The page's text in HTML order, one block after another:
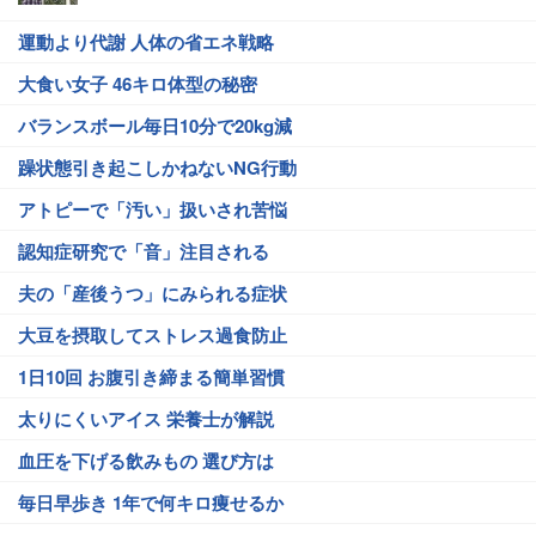
運動より代謝 人体の省エネ戦略
大食い女子 46キロ体型の秘密
バランスボール毎日10分で20kg減
躁状態引き起こしかねないNG行動
アトピーで「汚い」扱いされ苦悩
認知症研究で「音」注目される
夫の「産後うつ」にみられる症状
大豆を摂取してストレス過食防止
1日10回 お腹引き締まる簡単習慣
太りにくいアイス 栄養士が解説
血圧を下げる飲みもの 選び方は
毎日早歩き 1年で何キロ痩せるか